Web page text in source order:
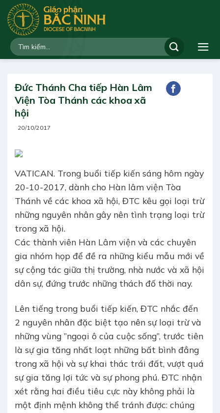
qua
dung
Đức Thánh Cha tiếp Hàn Lâm
Viện Tòa Thánh các khoa xã
hội
20/10/2017
VATICAN. Trong buổi tiếp kiến sáng hôm ngày
20-10-2017, dành cho Hàn lâm viện Tòa
Thánh về các khoa xã hội, ĐTC kêu gọi loại trừ
những nguyên nhân gây nên tình trạng loại trừ
trong xã hội.
Các thành viên Hàn Lâm viện và các chuyên
gia nhóm họp để đề ra những kiểu mẫu mới về
sự cộng tác giữa thị trường, nhà nước và xã hội
dân sự, đứng trước những thách đố thời nay.
Lên tiếng trong buổi tiếp kiến, ĐTC nhắc đến
2 nguyên nhân đặc biệt tạo nên sự loại trừ và
những vùng ”ngoại ô của cuộc sống”, trước tiên
là sự gia tăng nhất loạt những bất bình đẳng
trong xã hội và sự khai thác trái đất, vượt quá
sự gia tăng lợi tức và sự phong phú. ĐTC nhận
xét rằng hai điều tiêu cực này không phải là
một định mệnh không thể tránh được: chúng